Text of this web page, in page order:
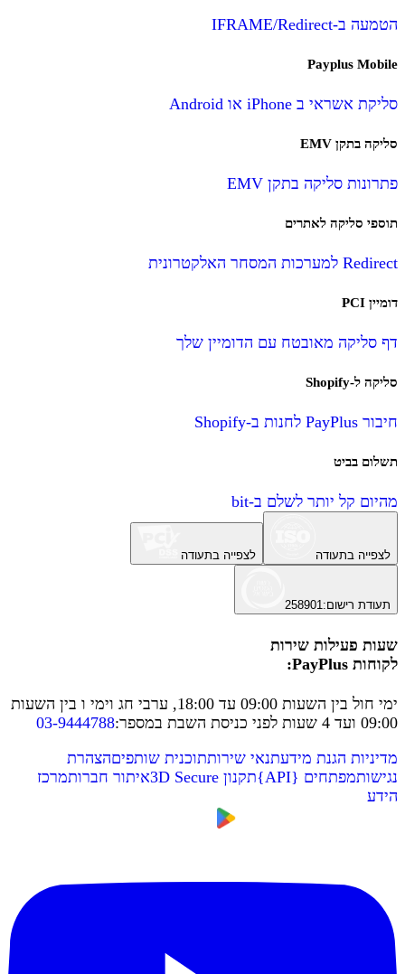
הטמעה ב-IFRAME/Redirect
Payplus Mobile
סליקת אשראי ב iPhone או Android
סליקה בתקן EMV
פתרונות סליקה בתקן EMV
תוספי סליקה לאתרים
Redirect למערכות המסחר האלקטרונית
דומיין PCI
דף סליקה מאובטח עם הדומיין שלך
סליקה ל-Shopify
חיבור PayPlus לחנות ב-Shopify
תשלום בביט
מהיום קל יותר לשלם ב-bit
לצפייה בתעודה לצפייה בתעודה
תעודת רישום:
258901
שעות פעילות שירות
לקוחות PayPlus:
ימי חול בין השעות 09:00 עד 18:00, ערבי חג וימי ו בין השעות
09:00 ועד 4 שעות לפני כניסת השבת במספר
:
03-9444788
מדיניות הגנת מידעתנאי שירותתוכנית שותפיםהצהרת
נגישותמפתחים {
API
}תקנון 3D Secure איתור חברותמרכז
הידע